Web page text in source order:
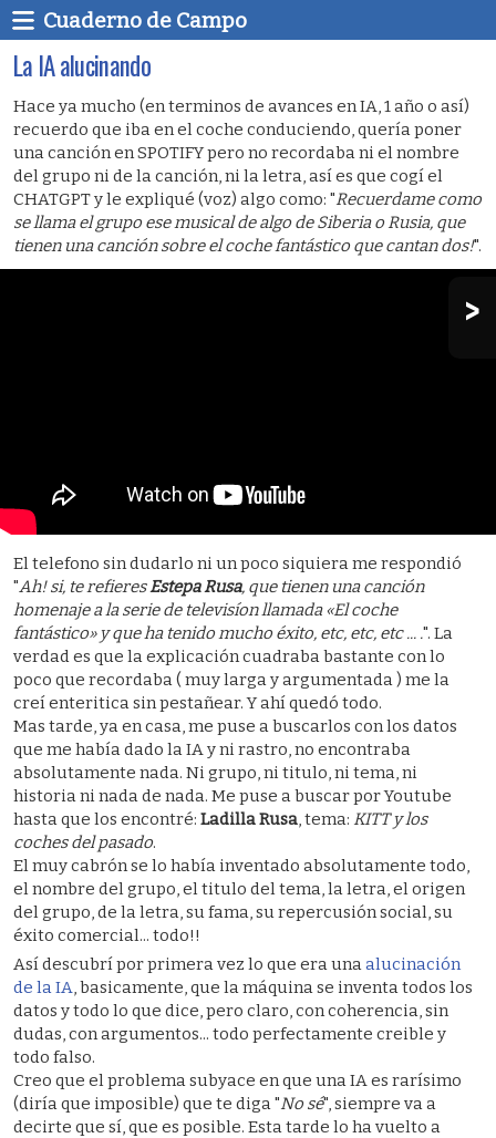
Cuaderno de Campo
La IA alucinando
Hace ya mucho (en terminos de avances en IA, 1 año o así)
recuerdo que iba en el coche conduciendo, quería poner
una canción en SPOTIFY pero no recordaba ni el nombre
del grupo ni de la canción, ni la letra, así es que cogí el
CHATGPT y le expliqué (voz) algo como: "Recuerdame como
se llama el grupo ese musical de algo de Siberia o Rusia, que
tienen una canción sobre el coche fantástico que cantan dos!".
El telefono sin dudarlo ni un poco siquiera me respondió
"Ah! si, te refieresEstepa Rusa, que tienen una canción
homenaje a la serie de televisíon llamada «El coche
fantástico» y que ha tenido mucho éxito, etc, etc, etc ... .". La
verdad es que la explicación cuadraba bastante con lo
poco que recordaba ( muy larga y argumentada ) me la
creí enteritica sin pestañear. Y ahí quedó todo.
Mas tarde, ya en casa, me puse a buscarlos con los datos
que me había dado la IA y ni rastro, no encontraba
absolutamente nada. Ni grupo, ni titulo, ni tema, ni
historia ni nada de nada. Me puse a buscar por Youtube
hasta que los encontré: Ladilla Rusa, tema: KITT y los
coches del pasado.
El muy cabrón se lo había inventado absolutamente todo,
el nombre del grupo, el titulo del tema, la letra, el origen
del grupo, de la letra, su fama, su repercusión social, su
éxito comercial... todo!!
Así descubrí por primera vez lo que era unaalucinación
de la IA, basicamente, que la máquina se inventa todos los
datos y todo lo que dice, pero claro, con coherencia, sin
dudas, con argumentos... todo perfectamente creible y
todo falso.
Creo que el problema subyace en que una IA es rarísimo
(diría que imposible) que te diga "No sé", siempre va a
decirte que sí, que es posible. Esta tarde lo ha vuelto a